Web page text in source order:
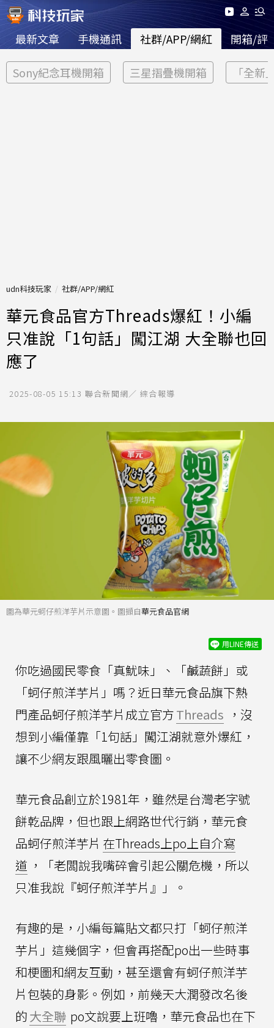
最新文章 手機通訊 社群/APP/網紅 開箱/評
Sony紀念耳機開箱 三星摺疊機開箱 「全新
udn科技玩家 社群/APP/網紅
華元食品官方Threads爆紅！小編
只准說「1句話」闖江湖 大全聯也回
應了
2025-08-05 15:13 聯合新聞網／ 綜合報導
圖為華元蚵仔煎洋芋片示意圖。圖擷自華元食品官網
用LINE傳送
你吃過國民零食「真魷味」、「鹹蔬餅」或
「蚵仔煎洋芋片」嗎？近日華元食品旗下熱
門產品蚵仔煎洋芋片成立官方Threads ，沒
想到小編僅靠「1句話」闖江湖就意外爆紅，
讓不少網友跟風曬出零食圖。
華元食品創立於1981年，雖然是台灣老字號
餅乾品牌，但也跟上網路世代行銷，華元食
品蚵仔煎洋芋片 在Threads上po上自介寫
道 ，「老闆說我嘴碎會引起公關危機，所以
只准我說『蚵仔煎洋芋片』」。
有趣的是，小編每篇貼文都只打「蚵仔煎洋
芋片」這幾個字，但會再搭配po出一些時事
和梗圖和網友互動，甚至還會有蚵仔煎洋芋
片包裝的身影。例如，前幾天大潤發改名後
的大全聯 po文說要上班嚕，華元食品也在下